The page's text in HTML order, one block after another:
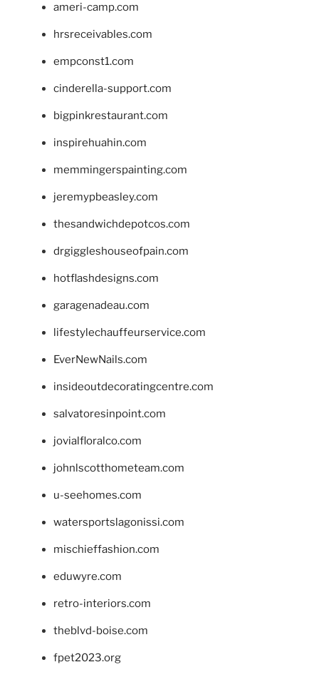
ameri-camp.com
hrsreceivables.com
empconst1.com
cinderella-support.com
bigpinkrestaurant.com
inspirehuahin.com
memmingerspainting.com
jeremypbeasley.com
thesandwichdepotcos.com
drgiggleshouseofpain.com
hotflashdesigns.com
garagenadeau.com
lifestylechauffeurservice.com
EverNewNails.com
insideoutdecoratingcentre.com
salvatoresinpoint.com
jovialfloralco.com
johnlscotthometeam.com
u-seehomes.com
watersportslagonissi.com
mischieffashion.com
eduwyre.com
retro-interiors.com
theblvd-boise.com
fpet2023.org